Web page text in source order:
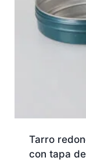
Tarro
con tapa